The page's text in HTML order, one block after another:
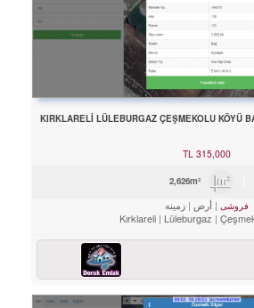
KIRKLARELİ LÜLEBURGAZ ÇEŞMEKOLU KÖYÜ
TL 315,000
فروشی أرض
زمینه
Kırklareli
Lüleburgaz